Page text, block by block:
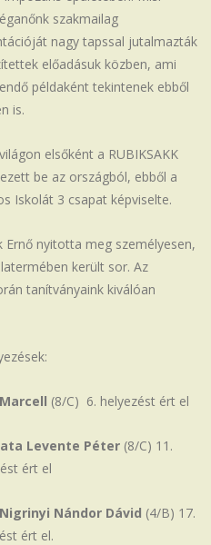
szakmailag
nagy tapssal jutalmazták
előadásuk közben, ami
példaként tekintenek ebből
is.
elsőként a RUBIKSAKK
be az országból, ebből a
Iskolát 3 csapat képviselte.
Ernő nyitotta meg személyesen,
került sor. Az
tanítványaink kiválóan
(8/C) 6. helyezést ért el
Levente Péter(8/C) 11.
ért el
Nigrinyi Nándor Dávid (4/B) 17.
ért el.